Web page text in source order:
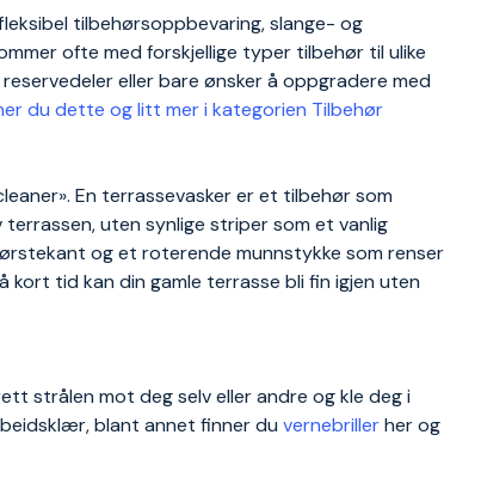
tilbehørsoppbevaring, slange- og
ofte med forskjellige typer tilbehør til ulike
eller bare ønsker å oppgradere med
du dette og litt mer i kategorien Tilbehør
En terrassevasker er et tilbehør som
uten synlige striper som et vanlig
og et roterende munnstykke som renser
kort tid kan din gamle terrasse bli fin igjen uten
strålen mot deg selv eller andre og kle deg i
blant annet finner du vernebrillerher og